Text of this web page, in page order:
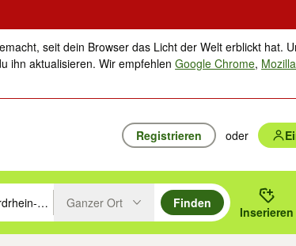
seit dein Browser das Licht der Welt erblickt hat.
ihn aktualisieren. Wir empfehlenGoogle Chrome,
Registrieren oder
nach oben/unten durchsuchen und mit
Eingabetaste drücken um zu suchen, oder
Ganzer Ort
Finden
Inserieren